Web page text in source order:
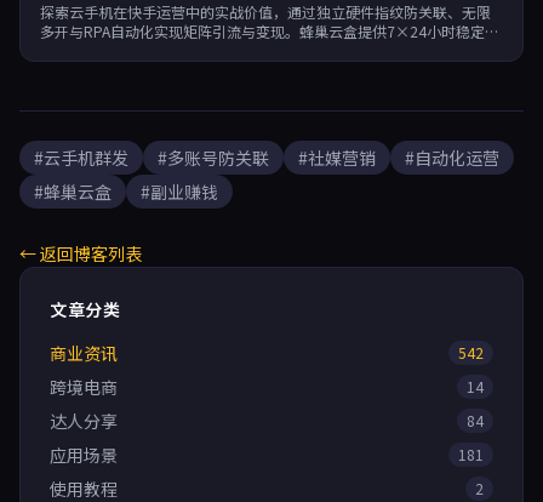
探索云手机在快手运营中的实战价值，通过独立硬件指纹防关联、无限
多开与RPA自动化实现矩阵引流与变现。蜂巢云盒提供7×24小时稳定运
#云手机群发 #多账号防关联 #社媒营销
#自动化运营
#蜂巢云盒
#副业赚钱
← 返回博客列表
文章分类
商业资讯
542
跨境电商 14
达人分享 84
应用场景 181
使用教程 2